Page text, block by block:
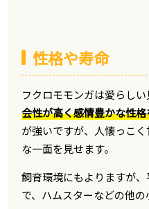
性格や寿命
フクロモモンガは愛らし
会性が高く感情豊かな性
が強いですが、人懐っこ
な一面を見せます。
飼育環境にもよりますが
で、ハムスターなどの他